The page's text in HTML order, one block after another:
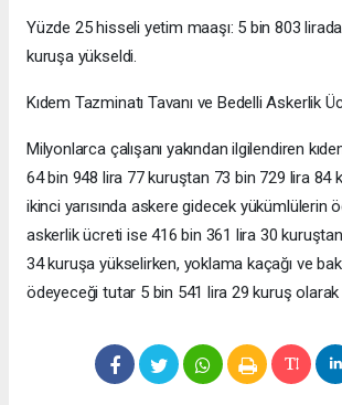
Yüzde 25 hisseli yetim maaşı: 5 bin 803
kuruşa yükseldi.
Kıdem Tazminatı Tavanı ve Bedelli Askerlik
Milyonlarca çalışanı yakından ilgilendiren
64 bin 948 lira 77 kuruştan 73 bin 729 lira 84
ikinci yarısında askere gidecek yükümlülerin
askerlik ücreti ise 416 bin 361 lira 30
34 kuruşa yükselirken, yoklama kaçağı ve
ödeyeceği tutar 5 bin 541 lira 29 kuruş olarak